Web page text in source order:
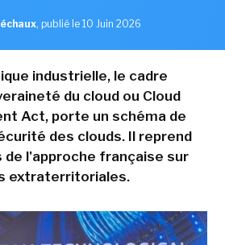
, publié le 10 Juin 2026
industrielle, le cadre
du cloud ou Cloud
Act, porte un schéma de
des clouds. Il reprend
l'approche française sur
extraterritoriales.